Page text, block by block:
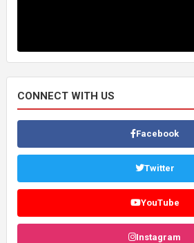
CONNECT WITH US
Facebook
Twitter
YouTube
Instagram